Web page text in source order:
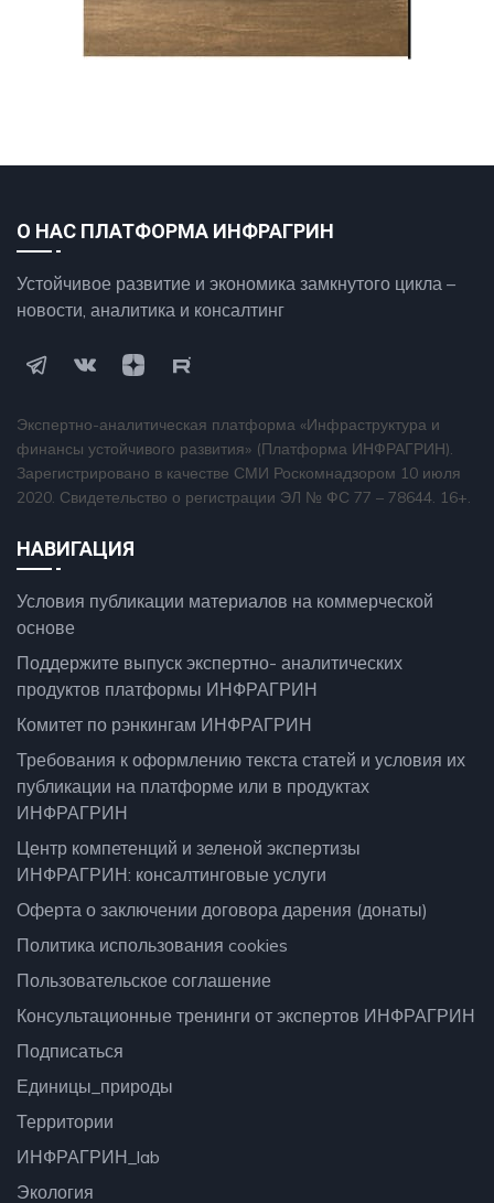
О НАС ПЛАТФОРМА ИНФРАГРИН
Устойчивое развитие и экономика замкнутого цикла –
новости, аналитика и консалтинг
Экспертно-аналитическая платформа «Инфраструктура и
финансы устойчивого развития» (Платформа ИНФРАГРИН).
Зарегистрировано в качестве СМИ Роскомнадзором 10 июля
2020. Свидетельство о регистрации ЭЛ № ФС 77 – 78644. 16+.
НАВИГАЦИЯ
Условия публикации материалов на коммерческой
основе
Поддержите выпуск экспертно- аналитических
продуктов платформы ИНФРАГРИН
Комитет по рэнкингам ИНФРАГРИН
Требования к оформлению текста статей и условия их
публикации на платформе или в продуктах
ИНФРАГРИН
Центр компетенций и зеленой экспертизы
ИНФРАГРИН: консалтинговые услуги
Оферта о заключении договора дарения (донаты)
Политика использования cookies
Пользовательское соглашение
Консультационные тренинги от экспертов ИНФРАГРИН
Подписаться
Единицы_природы
Территории
ИНФРАГРИН_lab
Экология